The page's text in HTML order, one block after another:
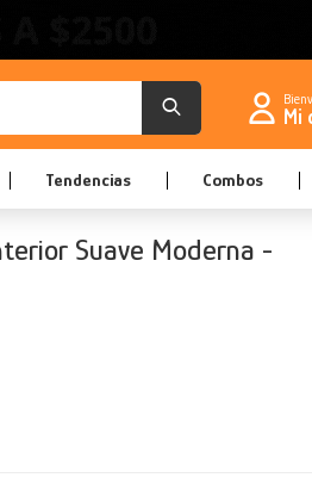
Tendencias Combos
Suave Moderna -